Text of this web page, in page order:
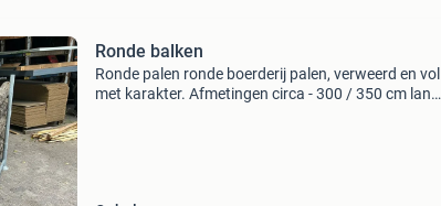
Ronde balken
Ronde palen ronde boerderij palen, verweerd en vol
met karakter. Afmetingen circa - 300 / 350 cm lang